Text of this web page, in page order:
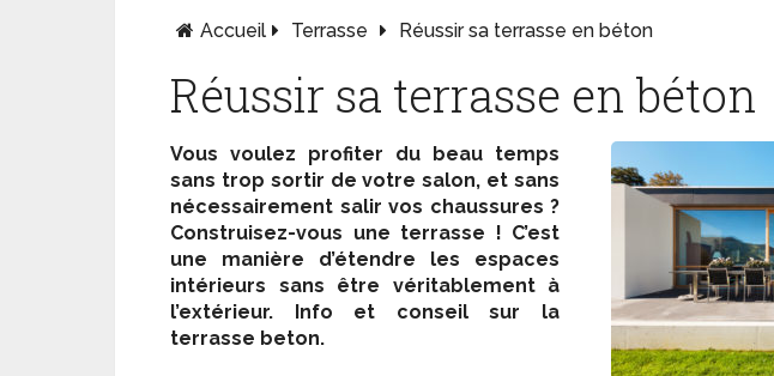
Accueil Terrasse Réussir sa terrasse en béton
Réussir sa terrasse en béton
Vous voulez profiter du beau temps
sans trop sortir de votre salon, et sans
nécessairement salir vos chaussures ?
Construisez-vous une terrasse ! C’est
une manière d’étendre les espaces
intérieurs sans être véritablement à
l’extérieur. Info et conseil sur la
terrasse beton.